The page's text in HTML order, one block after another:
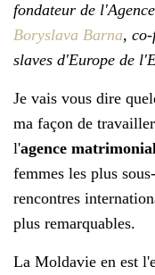
fondateur de
Boryslava Barna,
slaves d'Europe de
Je vais vous dire
ma façon de
l'agence
femmes les plus
rencontres
plus remarquables.
La Moldavie en est